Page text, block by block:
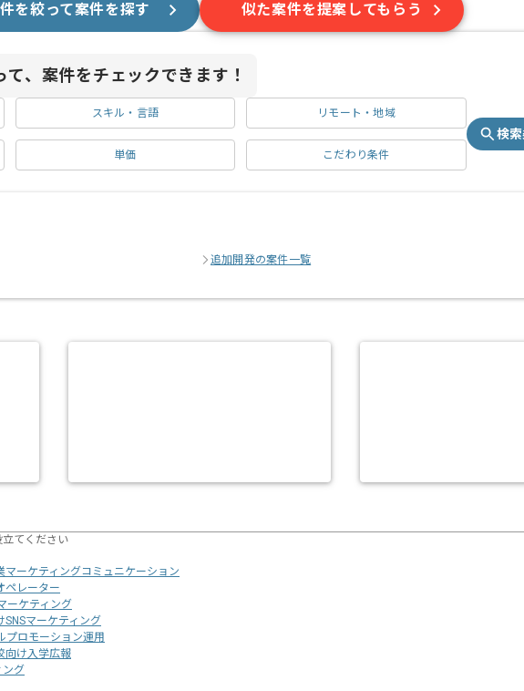
を絞って案件を探す 似た案件を提案してもらう
、案件をチェックできます！
スキル・言語 リモート・地域
単価 こだわり条件
検
追加開発の案件一覧
てください
マーケティングコミュニケーション
ペレーター
ーケティング
SNSマーケティング
プロモーション運用
向け入学広報
ング